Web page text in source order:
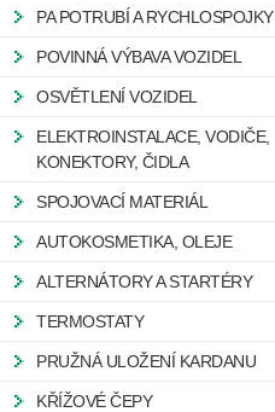
PA POTRUBÍ A RYCHLOSPOJKY
POVINNÁ VÝBAVA VOZIDEL
OSVĚTLENÍ VOZIDEL
ELEKTROINSTALACE, VODIČE,
KONEKTORY, ČIDLA
SPOJOVACÍ MATERIÁL
AUTOKOSMETIKA, OLEJE
ALTERNÁTORY A STARTÉRY
TERMOSTATY
PRUŽNÁ ULOŽENÍ KARDANU
KŘÍŽOVÉ ČEPY